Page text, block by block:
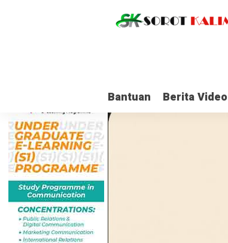
Bantuan Berita Video